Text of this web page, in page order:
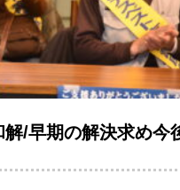
/早期の解決求め今